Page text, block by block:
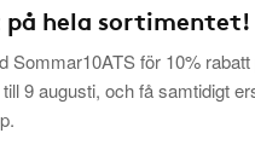
på hela sortimentet!
Sommar10ATS för 10% rabatt
9 augusti, och få samtidigt